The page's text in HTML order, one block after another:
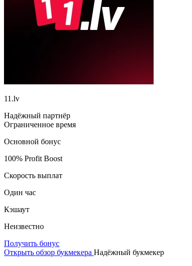
11.lv
Надёжный партнёр
Ограниченное время
Основной бонус
100% Profit Boost
Скорость выплат
Один час
Кэшаут
Неизвестно
Получить бонус
Открыть обзор букмекера Надёжный букмекер